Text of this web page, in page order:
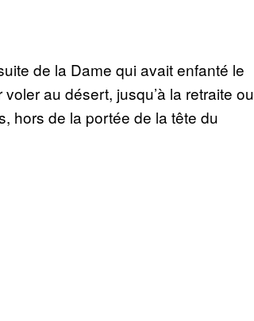
de la Dame qui avait enfanté le
au désert, jusqu’à la retraite ou
hors de la portée de la tête du